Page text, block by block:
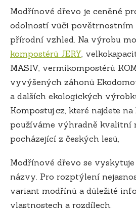
Modřínové dřevo je ceněné
odolností vůči povětrnostním
přírodní vzhled. Na výrobu
kompostérů JERY,
MASIV, vermikompostérů
vyvýšených záhonů
a dalších ekologických
Kompostuj.cz, které najdete na
používáme výhradně kvalitní
pocházející z českých lesů,
Modřínové dřevo se
názvy. Pro rozptýlení
variant modřínů a důležité
vlastnostech a rozdílech.